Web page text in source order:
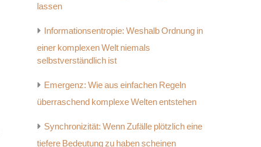
lassen
Informationsentropie: Weshalb Ordnung in
einer komplexen Welt niemals
selbstverständlich ist
Emergenz: Wie aus einfachen Regeln
überraschend komplexe Welten entstehen
Synchronizität: Wenn Zufälle plötzlich eine
tiefere Bedeutung zu haben scheinen